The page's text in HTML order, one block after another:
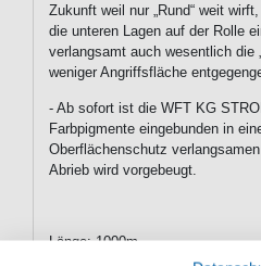
Zukunft weil nur „Rund“ weit
die unteren Lagen auf der Rolle
verlangsamt auch wesentlich die
weniger Angriffsfläche
- Ab sofort ist die WFT KG
Farbpigmente eingebunden in
Oberflächenschutz
Abrieb wird vorgebeugt.
Länge: 1000m